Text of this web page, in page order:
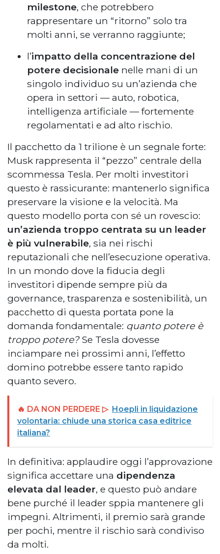
milestone, che potrebbero
rappresentare un “ritorno” solo tra
molti anni, se verranno raggiunte;
l’impatto della concentrazione del
potere decisionale nelle mani di un
singolo individuo su un’azienda che
opera in settori — auto, robotica,
intelligenza artificiale — fortemente
regolamentati e ad alto rischio.
Il pacchetto da 1 trilione è un segnale forte:
Musk rappresenta il “pezzo” centrale della
scommessa Tesla. Per molti investitori
questo è rassicurante: mantenerlo significa
preservare la visione e la velocità. Ma
questo modello porta con sé un rovescio:
un’azienda troppo centrata su un leader
è più vulnerabile, sia nei rischi
reputazionali che nell’esecuzione operativa.
In un mondo dove la fiducia degli
investitori dipende sempre più da
governance, trasparenza e sostenibilità, un
pacchetto di questa portata pone la
domanda fondamentale: quanto potere è
troppo potere?Se Tesla dovesse
inciampare nei prossimi anni, l’effetto
domino potrebbe essere tanto rapido
quanto severo.
🔥 DA NON PERDERE ▷ Hoepli in liquidazione
volontaria: chiude una storica casa editrice
italiana?
In definitiva: applaudire oggi l’approvazione
significa accettare una dipendenza
elevata dal leader, e questo può andare
bene purché il leader sppia mantenere gli
impegni. Altrimenti, il premio sarà grande
per pochi, mentre il rischio sarà condiviso
da molti.